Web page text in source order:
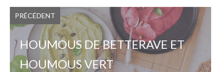
PRÉCÉDENT
HOUMOUS DE BETTERAVE ET
HOUMOUS VERT